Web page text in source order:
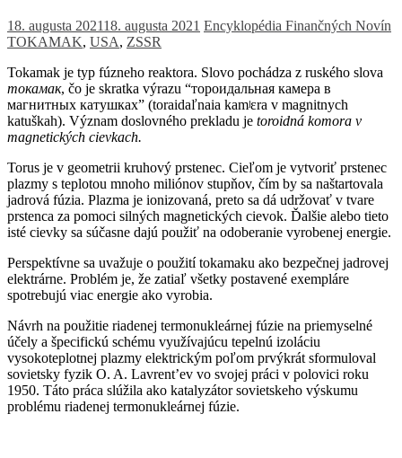
18. augusta 202118. augusta 2021 Encyklopédia Finančných Novín
TOKAMAK, USA, ZSSR
Tokamak je typ fúzneho reaktora. Slovo pochádza z ruského slova
токамак, čo je skratka výrazu “тороидальная камера в
магнитных катушках” (toraidaľnaia kamʲɛra v magnitnych
katuškah). Význam doslovného prekladu je toroidná komora v
magnetických cievkach.
Torus je v geometrii kruhový prstenec. Cieľom je vytvoriť prstenec
plazmy s teplotou mnoho miliónov stupňov, čím by sa naštartovala
jadrová fúzia. Plazma je ionizovaná, preto sa dá udržovať v tvare
prstenca za pomoci silných magnetických cievok. Ďalšie alebo tieto
isté cievky sa súčasne dajú použiť na odoberanie vyrobenej energie.
Perspektívne sa uvažuje o použití tokamaku ako bezpečnej jadrovej
elektrárne. Problém je, že zatiaľ všetky postavené exempláre
spotrebujú viac energie ako vyrobia.
Návrh na použitie riadenej termonukleárnej fúzie na priemyselné
účely a špecifickú schému využívajúcu tepelnú izoláciu
vysokoteplotnej plazmy elektrickým poľom prvýkrát sformuloval
sovietsky fyzik O. A. Lavrent’ev vo svojej práci v polovici roku
1950. Táto práca slúžila ako katalyzátor sovietskeho výskumu
problému riadenej termonukleárnej fúzie.